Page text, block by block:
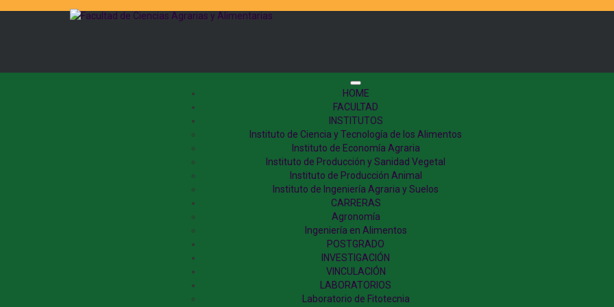
HOME
FACULTAD
INSTITUTOS
Instituto de Ciencia y Tecnología de los Alimentos
Instituto de Economía Agraria
Instituto de Producción y Sanidad Vegetal
Instituto de Producción Animal
Instituto de Ingeniería Agraria y Suelos
CARRERAS
Agronomía
Ingeniería en Alimentos
POSTGRADO
INVESTIGACIÓN
VINCULACIÓN
LABORATORIOS
Laboratorio de Fitotecnia